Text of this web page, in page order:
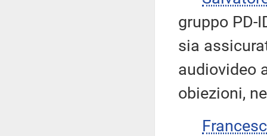
gruppo PD-
sia
audiovideo
obiezioni,